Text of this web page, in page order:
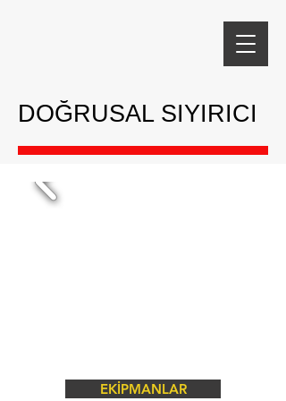
DOĞRUSAL SIYIRICI
EKİPMANLAR